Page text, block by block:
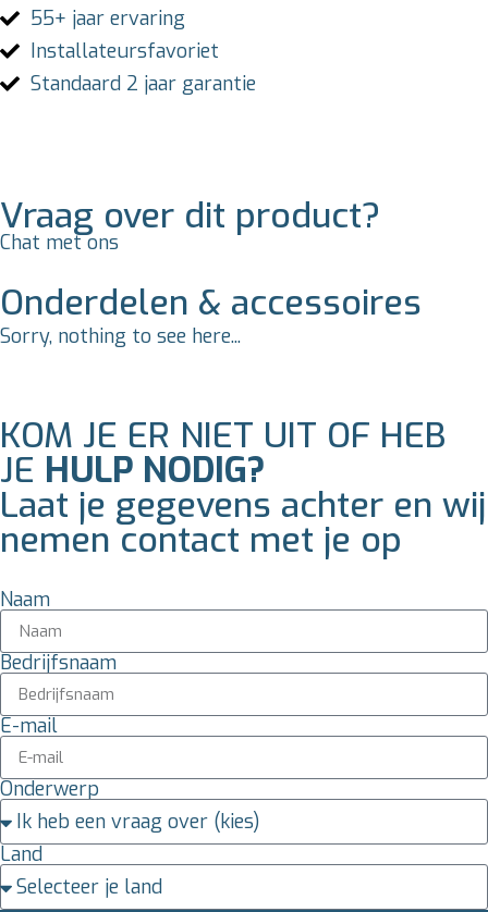
55+ jaar ervaring
Installateursfavoriet
Standaard 2 jaar garantie
Vraag over dit product?
Chat met ons
Onderdelen & accessoires
Sorry, nothing to see here...
KOM JE ER NIET UIT OF HEB
JE HULP NODIG?
Laat je gegevens achter en wij
nemen contact met je op
Naam
Bedrijfsnaam
E-mail
Onderwerp
Land